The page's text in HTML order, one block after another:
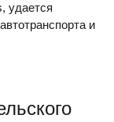
удается
и